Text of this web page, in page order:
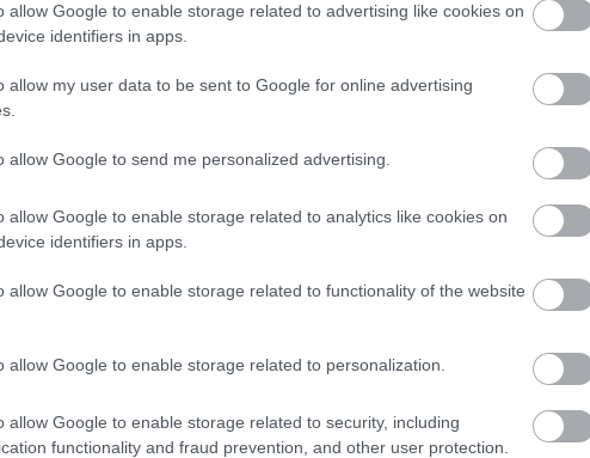
allow Google to enable storage related to advertising like cookies on
identifiers in apps.
allow my user data to be sent to Google for online advertising
allow Google to send me personalized advertising.
allow Google to enable storage related to analytics like cookies on
identifiers in apps.
allow Google to enable storage related to functionality of the website
allow Google to enable storage related to personalization.
allow Google to enable storage related to security, including
functionality and fraud prevention, and other user protection.